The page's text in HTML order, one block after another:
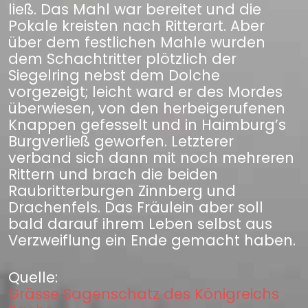
ließ. Das Mahl war bereitet und die
Pokale kreisten nach Ritterart. Aber
über dem festlichen Mahle wurden
dem Schachtritter plötzlich der
Siegelring nebst dem Dolche
vorgezeigt; leicht ward er des Mordes
überwiesen, von den herbeigerufenen
Knappen gefesselt und in Haimburg’s
Burgverließ geworfen. Letzterer
verband sich dann mit noch mehreren
Rittern und brach die beiden
Raubritterburgen Zinnberg und
Drachenfels. Das Fräulein aber soll
bald darauf ihrem Leben selbst aus
Verzweiflung ein Ende gemacht haben.
Quelle:
Grässe Sagenschatz des Königreichs